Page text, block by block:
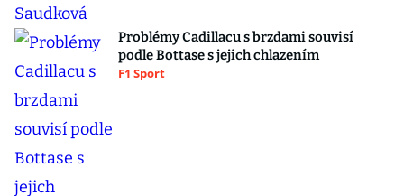
Problémy Cadillacu s brzdami souvisí
podle Bottase s jejich chlazením
F1 Sport